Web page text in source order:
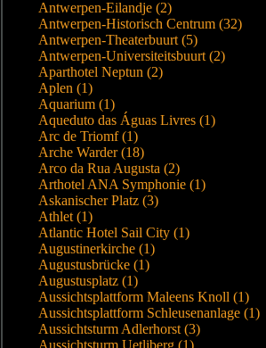
Antwerpen-Eilandje (2)
Antwerpen-Historisch Centrum (32)
Antwerpen-Theaterbuurt (5)
Antwerpen-Universiteitsbuurt (2)
Aparthotel Neptun (2)
Aplen (1)
Aquarium (1)
Aqueduto das Águas Livres (1)
Arc de Triomf (1)
Arche Warder (18)
Arco da Rua Augusta (2)
Arthotel ANA Symphonie (1)
Askanischer Platz (3)
Athlet (1)
Atlantic Hotel Sail City (1)
Augustinerkirche (1)
Augustusbrücke (1)
Augustusplatz (1)
Aussichtsplattform Maleens Knoll (1)
Aussichtsplattform Schleusenanlage (1)
Aussichtsturm Adlerhorst (3)
Aussichtsturm Uetliberg (1)